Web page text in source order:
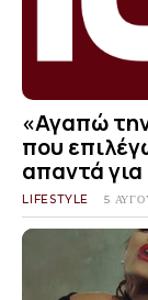
«Αγαπώ
που
απαντά
LIFESTYLE 5